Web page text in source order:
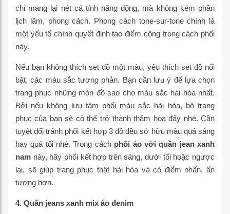
chỉ mang lại nét cá tính năng động, mà không kém phần
lịch lãm, phong cách. Phong cách tone-sur-tone chính là
một yếu tố chính quyết định tạo điểm cộng trong cách phối
này.
Nếu bạn không thích set đồ một màu, yêu thích set đồ nổi
bật, các màu sắc tương phản. Bạn cần lưu ý để lựa chọn
trang phục những món đồ sao cho màu sắc hài hòa nhất.
Bởi nếu không lưu tâm phối màu sắc hài hòa, bộ trang
phục của bạn sẽ có thể trở thành thảm họa đấy nhé. Cần
tuyệt đối tránh phối kết hợp 3 đồ đều sở hữu màu quá sáng
hay quá tối nhé. Trong cách phối áo với quần jean xanh
nam này, hãy phối kết hợp trên sáng, dưới tối hoặc ngược
lại, sẽ giúp trang phục thật hài hòa và có điểm nhấn, ấn
tượng hơn.
4. Quần jeans xanh mix áo denim